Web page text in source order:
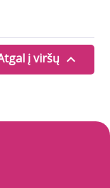
į viršų 